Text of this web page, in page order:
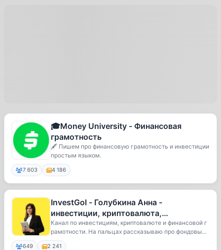
🎓Money University - Финансовая
грамотность
🖋 Пишем про финансовую грамотность и инвестиции
простым языком.
7 603 4 186
InvestGol - Голубкина Анна -
инвестиции, криптовалюта,
финансовая грамотность
Канал по инвестициям, криптовалюте и финансовой г
рамотности. На пальцах рассказываю про фондовый
...
649 2 241